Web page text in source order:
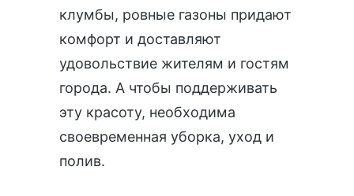
клумбы, ровные газоны придают
комфорт и доставляют
удовольствие жителям и гостям
города. А чтобы поддерживать
эту красоту, необходима
своевременная уборка, уход и
полив.